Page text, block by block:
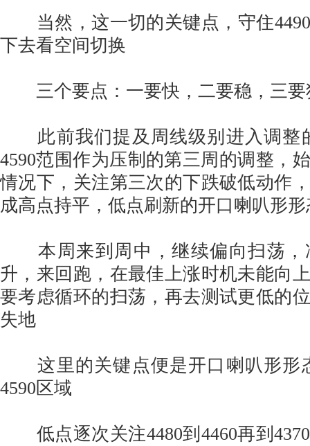
当然，这一切的关键点，守住
下去看空间切换
三个要点：一要快，二要稳，三要
此前我们提及周线级别进入调整
4590范围作为压制的第三周的调整，
情况下，关注第三次的下跌破低动作
成高点持平，低点刷新的开口喇叭形形
本周来到周中，继续偏向扫荡，
升，来回跑，在最佳上涨时机未能向
要考虑循环的扫荡，再去测试更低的
失地
这里的关键点便是开口喇叭形形
4590区域
低点逐次关注4480到4460再到